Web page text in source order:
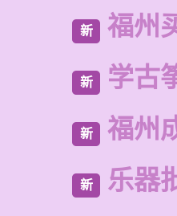
新 福州
新 学古
新 福州
新 乐器